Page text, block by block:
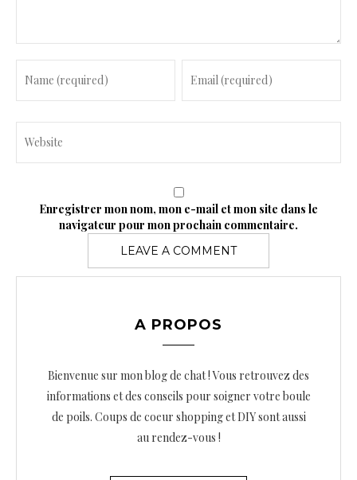
Enregistrer mon nom, mon e-mail et mon site dans le
navigateur pour mon prochain commentaire.
A PROPOS
Bienvenue sur mon blog de chat ! Vous retrouvez des
informations et des conseils pour soigner votre boule
de poils. Coups de coeur shopping et DIY sont aussi
au rendez-vous !